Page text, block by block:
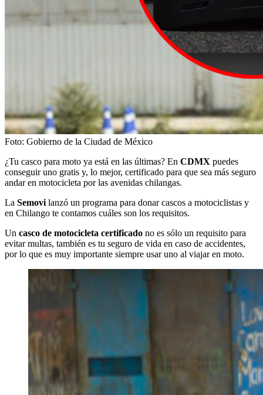
Foto: Gobierno de la Ciudad de México
¿Tu casco para moto ya está en las últimas? En CDMX puedes
conseguir uno gratis y, lo mejor, certificado para que sea más seguro
andar en motocicleta por las avenidas chilangas.
La Semovi lanzó un programa para donar cascos a motociclistas y
en Chilango te contamos cuáles son los requisitos.
Un casco de motocicleta certificado no es sólo un requisito para
evitar multas, también es tu seguro de vida en caso de accidentes,
por lo que es muy importante siempre usar uno al viajar en moto.